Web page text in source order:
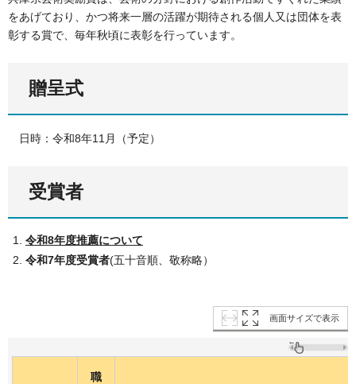
をあげており、かつ将来一層の活躍が期待される個人又は団体を表
彰する賞で、毎年秋頃に表彰を行っています。
贈呈式
日時：令和8年11月（予定）
受賞者
令和8年度推薦について
令和7年度受賞者(五十音順、敬称略）
画面サイズで表示
職